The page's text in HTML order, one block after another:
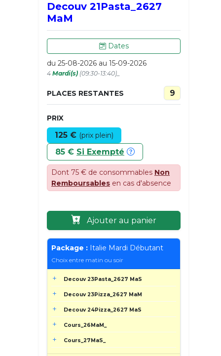
Decouv 21Pasta_2627
MaM
Dates
du 25-08-2026 au 15-09-2026
4 Mardi(s) (09:30-13:40)_
PLACES RESTANTES 9
PRIX
125 € (prix plein)
85 € Si Exempté
Dont 75 € de consommables Non
Remboursables en cas d'absence
Ajouter au panier
Package : Italie Mardi Débutant
Choix entre matin ou soir
Decouv 23Pasta_2627 MaS
Decouv 23Pizza_2627 MaM
Decouv 24Pizza_2627 MaS
Cours_26MaM_
Cours_27MaS_